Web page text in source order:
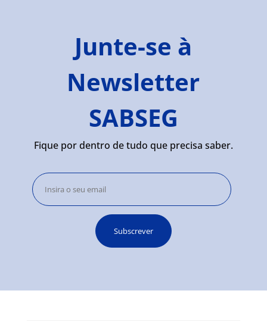
Junte-se à
Newsletter
SABSEG
Fique por dentro de tudo que precisa saber.